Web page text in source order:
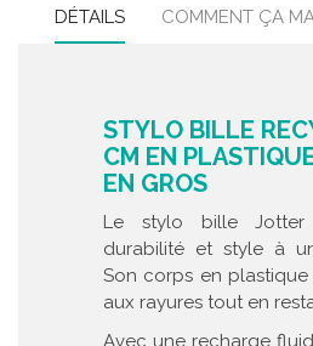
DÉTAILS COMMENT ÇA
STYLO BILLE
CM EN
EN GROS
Le stylo bille Jotter
durabilité et style à
Son corps en
aux rayures tout en
Avec une recharge